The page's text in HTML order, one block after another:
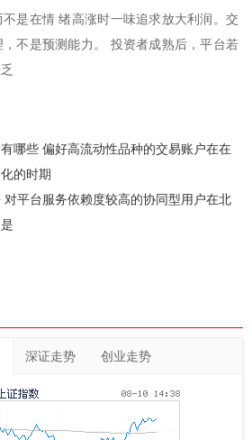
是在情 绪高涨时一味追求放大利润。交
不是预测能力。 投资者成熟后，平台若
哪些 偏好高流动性品种的交易账户在在
的时期
平台服务依赖度较高的协同型用户在北
深证走势 创业走势